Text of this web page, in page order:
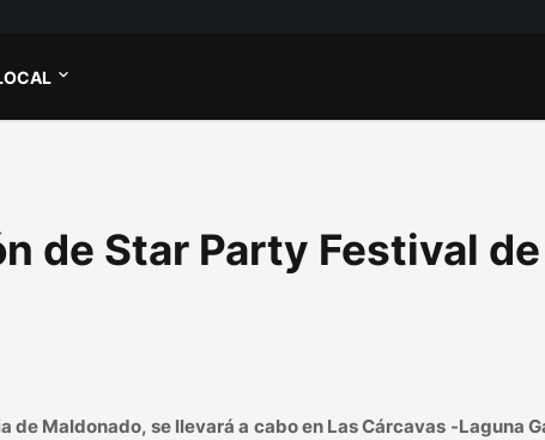
de Star Party Festival de
de Maldonado, se llevará a cabo en Las Cárcavas -Laguna